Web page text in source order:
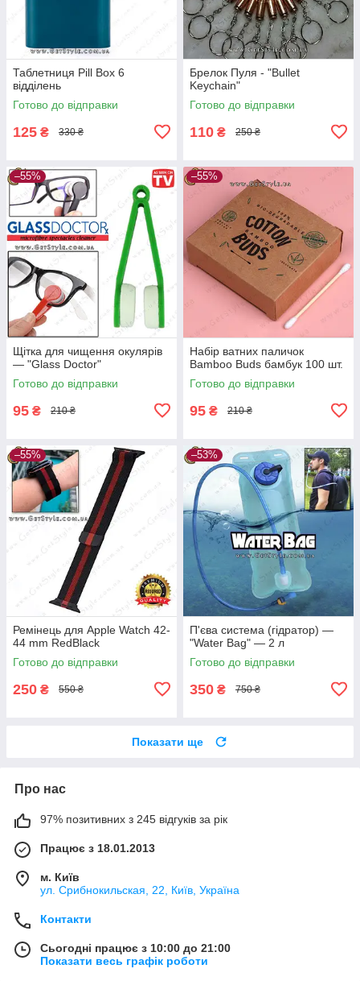
Таблетниця Pill Box 6
відділень
Готово до відправки
125 ₴ 330 ₴
Брелок Пуля - "Bullet
Keychain"
Готово до відправки
110 ₴ 250 ₴
–55%
Щітка для чищення окулярів
— "Glass Doctor"
Готово до відправки
95 ₴ 210 ₴
–55%
Набір ватних паличок
Bamboo Buds бамбук 100 шт.
Готово до відправки
95 ₴ 210 ₴
–55%
Ремінець для Apple Watch 42-
44 mm RedBlack
Готово до відправки
250 ₴ 550 ₴
–53%
П'єва система (гідратор) —
"Water Bag" — 2 л
Готово до відправки
350 ₴ 750 ₴
Показати ще
Про нас
97% позитивних з 245 відгуків за рік
Працює з 18.01.2013
м. Київ
ул. Срибнокильская, 22, Київ, Україна
Контакти
Сьогодні працює з 10:00 до 21:00
Показати весь графік роботи